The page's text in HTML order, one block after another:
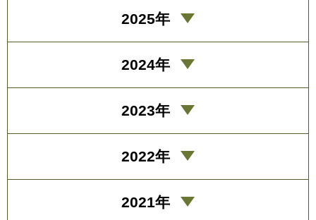
2025年
2024年
2023年
2022年
2021年